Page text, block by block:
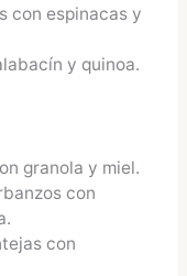
con espinacas y
y quinoa.
granola y miel.
con
con